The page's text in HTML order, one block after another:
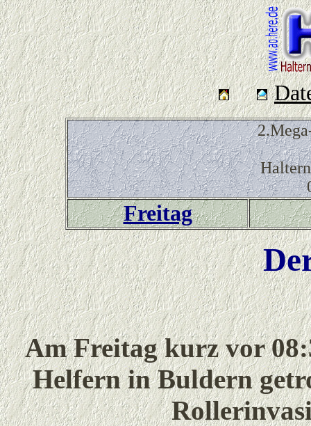
Freitag
Am Freitag kurz vor
Helfern in Buldern